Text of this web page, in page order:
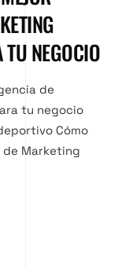
NEGOCIO
de
tu negocio
Cómo
de Marketing